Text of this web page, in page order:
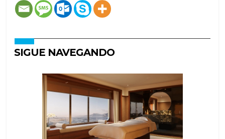
SIGUE NAVEGANDO